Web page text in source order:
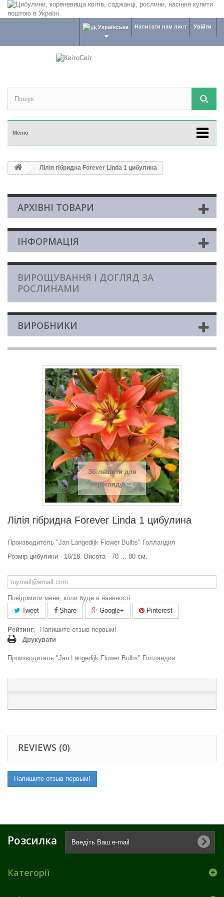
Увійти
Написати нам лист
Українська
Меню
Лілія гібридна Forever Linda 1 цибулина
АРХІВНІ ТОВАРИ
ІНФОРМАЦІЯ
ВИРОЩУВАННЯ І ДОГЛЯД ЗА
РОСЛИНАМИ
ВИРОБНИКИ
Збільшити для
перегляду
Лілія гібридна Forever Linda 1 цибулина
Производитель "Jan Langedijk Flower Bulbs" Голландия
Розмір цибулини - 16/18. Висота - 70 ... 80 см.
Повідомити мене, коли буде в наявності
Tweet
Share Google+ Pinterest
Рейтинг:
Напишите отзыв первым!
Друкувати
Производитель "Jan Langedijk Flower Bulbs" Голландия
REVIEWS (0)
Напишите отзыв первым!
Розсилка
Категорії